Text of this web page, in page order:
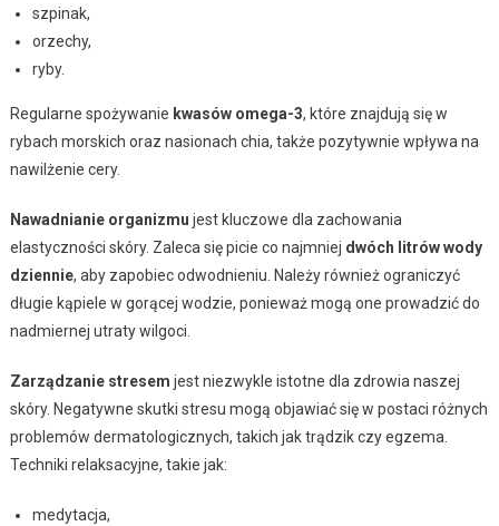
szpinak,
orzechy,
ryby.
Regularne spożywanie kwasów omega-3, które znajdują się w
rybach morskich oraz nasionach chia, także pozytywnie wpływa na
nawilżenie cery.
Nawadnianie organizmu jest kluczowe dla zachowania
elastyczności skóry. Zaleca się picie co najmniej dwóch litrów wody
dziennie, aby zapobiec odwodnieniu. Należy również ograniczyć
długie kąpiele w gorącej wodzie, ponieważ mogą one prowadzić do
nadmiernej utraty wilgoci.
Zarządzanie stresem jest niezwykle istotne dla zdrowia naszej
skóry. Negatywne skutki stresu mogą objawiać się w postaci różnych
problemów dermatologicznych, takich jak trądzik czy egzema.
Techniki relaksacyjne, takie jak:
medytacja,